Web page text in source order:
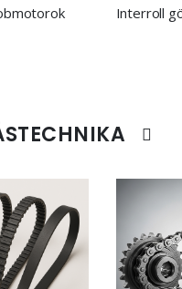
Interroll